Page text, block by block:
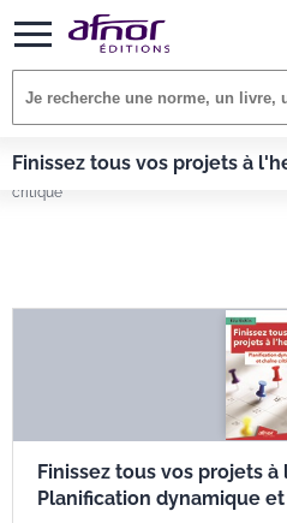
Finissez tous vos projets à
dynamique et chaîne critique
Afnor EDITIONS
Livres
Finissez tous vos projets à l'heure ! -
critique
Finissez tous vos projets à
Planification dynamique